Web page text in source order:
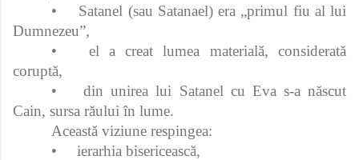
•
Satanel (sau Satanael) era „primul fiu al lui
Dumnezeu”,
•
el a creat lumea materială, considerată
coruptă,
•
din unirea lui Satanel cu Eva s-a născut
Cain, sursa răului în lume.
Această viziune respingea:
•
ierarhia bisericească,